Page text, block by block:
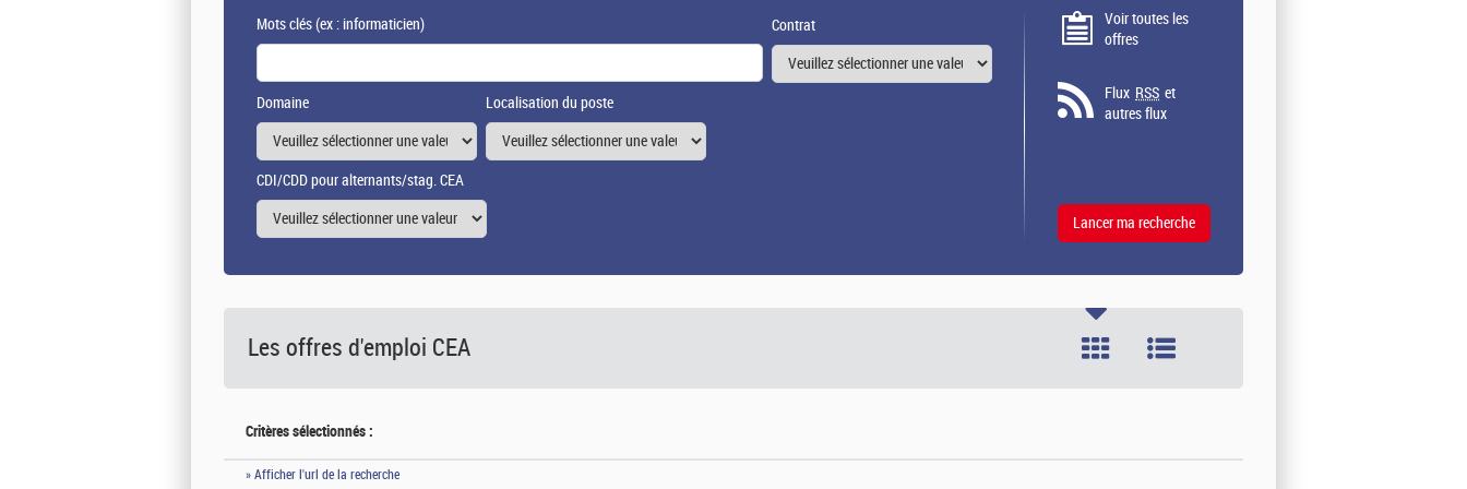
Mots clés(ex : informaticien) Contrat
Domaine Localisation du poste
CDI/CDD pour alternants/stag. CEA
Voir toutes les
offres
Flux RSS et
autres flux
Les offres d'emploi CEA
Critères sélectionnés :
» Afficher l'url de la recherche